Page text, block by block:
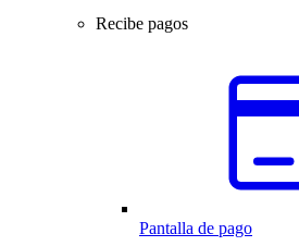
Recibe pagos
Pantalla de pago